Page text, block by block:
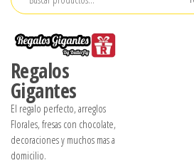
Regalos
Gigantes
El regalo perfecto, arreglos
Florales, fresas con chocolate,
decoraciones y muchos mas a
domicilio.